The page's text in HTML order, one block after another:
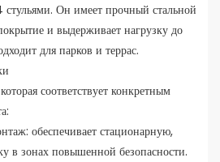
Он имеет прочный стальной
и выдерживает нагрузку до
для парков и террас.
соответствует конкретным
обеспечивает стационарную,
в зонах повышенной безопасности.